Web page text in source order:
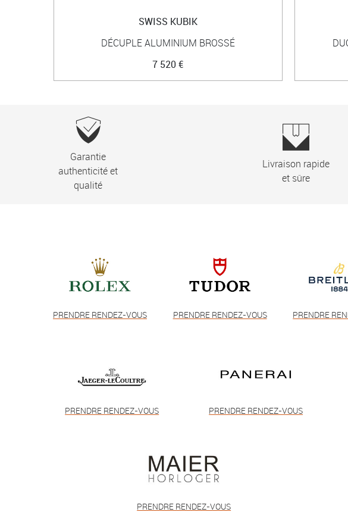
SWISS KUBIK
DÉCUPLE ALUMINIUM BROSSÉ
7 520 €
Garantie
authenticité et
qualité
Livraison rapide
et sûre
PRENDRE RENDEZ-VOUS PRENDRE RENDEZ-VOUS PRENDRE
PRENDRE RENDEZ-VOUS PRENDRE RENDEZ-VOUS
PRENDRE RENDEZ-VOUS